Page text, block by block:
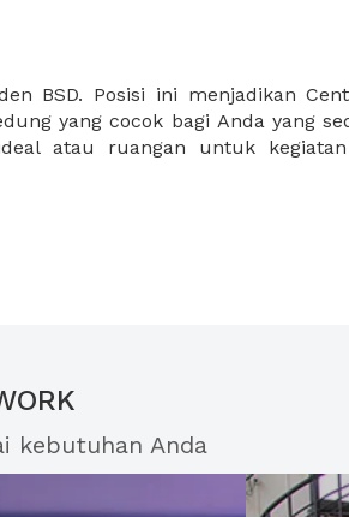
kebutuhan Anda